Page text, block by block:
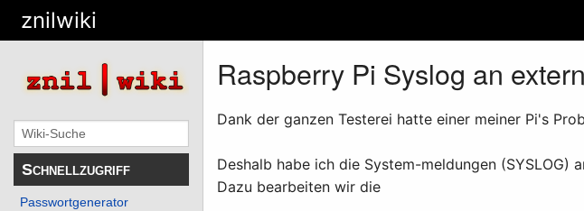
znilwiki
Schnellzugriff
Passwortgenerator
Raspberry Pi Syslog an
Dank der ganzen Testerei hatte einer meiner Pi's
Deshalb habe ich die System-meldungen (SYSLOG)
Dazu bearbeiten wir die